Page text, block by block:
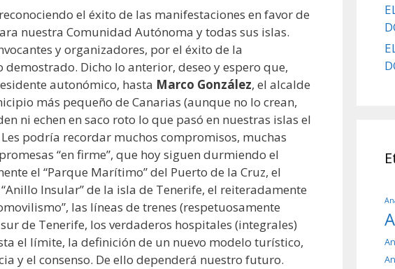
el éxito de las manifestaciones en favor de
nuestra Comunidad Autónoma y todas sus islas.
y organizadores, por el éxito de la
Dicho lo anterior, deseo y espero que,
autonómico, hasta Marco González, el alcalde
más pequeño de Canarias (aunque no lo crean,
ni echen en saco roto lo que pasó en nuestras islas el
podría recordar muchos compromisos, muchas
“en firme”, que hoy siguen durmiendo el
el “Parque Marítimo” del Puerto de la Cruz, el
Insular” de la isla de Tenerife, el reiteradamente
las líneas de trenes (respetuosamente
de Tenerife, los verdaderos hospitales (integrales)
el límite, la definición de un nuevo modelo turístico,
y el consenso. De ello dependerá nuestro futuro.